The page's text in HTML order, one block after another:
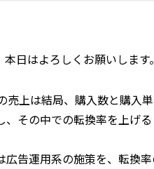
日はよろしくお願いします。
売上は結局、購入数と購入
、その中での転換率を上げ
広告運用系の施策を、転換